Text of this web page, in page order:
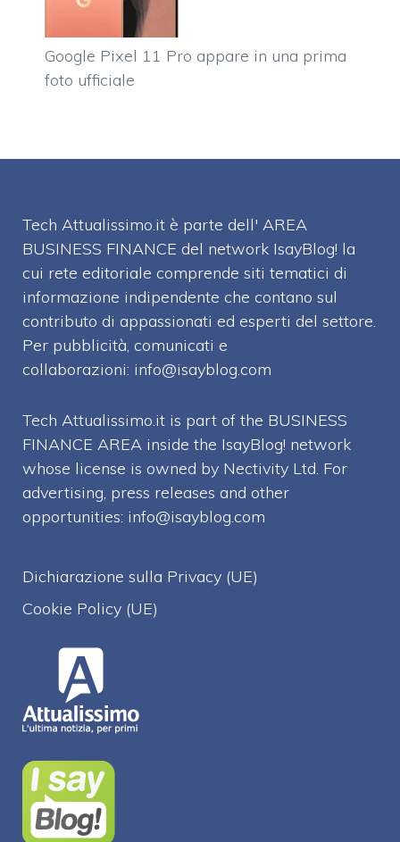
Google Pixel 11 Pro appare in una prima
foto ufficiale
Tech Attualissimo.it è parte dell' AREA
BUSINESS FINANCE del network IsayBlog! la
cui rete editoriale comprende siti tematici di
informazione indipendente che contano sul
contributo di appassionati ed esperti del settore.
Per pubblicità, comunicati e
collaborazioni: info@isayblog.com
Tech Attualissimo.it is part of the BUSINESS
FINANCE AREA inside the IsayBlog! network
whose license is owned by Nectivity Ltd. For
advertising, press releases and other
opportunities: info@isayblog.com
Dichiarazione sulla Privacy (UE)
Cookie Policy (UE)